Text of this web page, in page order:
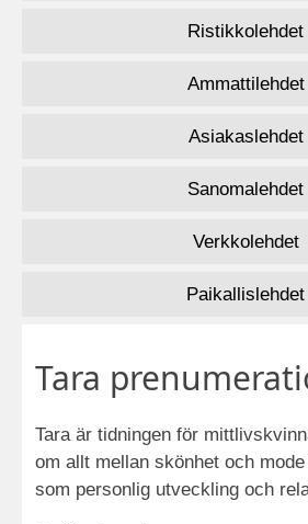
Ristikkolehdet
Ammattilehdet
Asiakaslehdet
Sanomalehdet
Verkkolehdet
Paikallislehdet
Tara
Tara är tidningen för
om allt mellan skönhet och
som personlig utveckling och